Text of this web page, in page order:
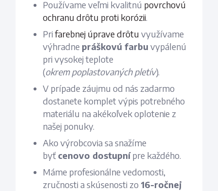
Používame veľmi kvalitnú povrchovú
ochranu drôtu proti korózii.
Prifarebnej úprave drôtu využívame
výhradne práškovú farbu vypálenú
pri vysokej teplote
(okrem poplastovaných pletív).
V prípade záujmu od nás zadarmo
dostanete komplet výpis potrebného
materiálu na akékoľvek oplotenie z
našej ponuky.
Ako výrobcovia sa snažíme
byť cenovo dostupnípre každého.
Máme profesionálne vedomosti,
zručnosti a skúsenosti zo 16-ročnej